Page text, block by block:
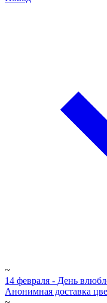
~
14 февраля - День
Анонимная доставка